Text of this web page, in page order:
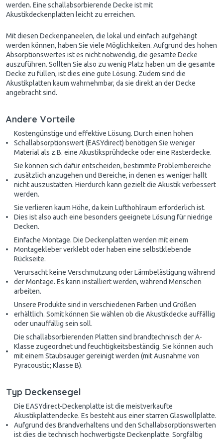
werden. Eine schallabsorbierende Decke ist mit
Akustikdeckenplatten leicht zu erreichen.
Mit diesen Deckenpaneelen, die lokal und einfach aufgehängt
werden können, haben Sie viele Möglichkeiten. Aufgrund des hohen
Absorptionswertes ist es nicht notwendig, die gesamte Decke
auszuführen. Sollten Sie also zu wenig Platz haben um die gesamte
Decke zu füllen, ist dies eine gute Lösung. Zudem sind die
Akustikplatten kaum wahrnehmbar, da sie direkt an der Decke
angebracht sind.
Andere Vorteile
Kostengünstige und effektive Lösung. Durch einen hohen
Schallabsorptionswert (EASYdirect) benötigen Sie weniger
Material als z.B. eine Akustiksprühdecke oder eine Rasterdecke.
Sie können sich dafür entscheiden, bestimmte Problembereiche
zusätzlich anzugehen und Bereiche, in denen es weniger hallt
nicht auszustatten. Hierdurch kann gezielt die Akustik verbessert
werden.
Sie verlieren kaum Höhe, da kein Lufthohlraum erforderlich ist.
Dies ist also auch eine besonders geeignete Lösung für niedrige
Decken.
Einfache Montage. Die Deckenplatten werden mit einem
Montagekleber verklebt oder haben eine selbstklebende
Rückseite.
Verursacht keine Verschmutzung oder Lärmbelästigung während
der Montage. Es kann installiert werden, während Menschen
arbeiten.
Unsere Produkte sind in verschiedenen Farben und Größen
erhältlich. Somit können Sie wählen ob die Akustikdecke auffällig
oder unauffällig sein soll.
Die schallabsorbierenden Platten sind brandtechnisch der A-
Klasse zugeordnet und feuchtigkeitsbeständig. Sie können auch
mit einem Staubsauger gereinigt werden (mit Ausnahme von
Pyracoustic; Klasse B).
Typ Deckensegel
Die EASYdirect-Deckenplatte ist die meistverkaufte
Akustikplattendecke. Es besteht aus einer starren Glaswollplatte.
Aufgrund des Brandverhaltens und den Schallabsorptionswerten
ist dies die technisch hochwertigste Deckenplatte. Sorgfältig